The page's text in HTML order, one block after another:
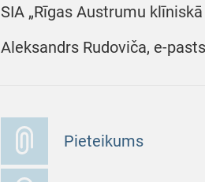
SIA „Rīgas Austrumu
Aleksandrs Rudoviča, e-
Pieteikums